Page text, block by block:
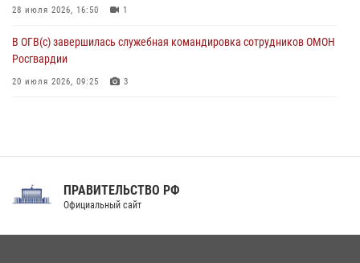
28 июля 2026, 16:50 1
В ОГВ(с) завершилась служебная командировка сотрудников ОМОН
Росгвардии
20 июля 2026, 09:25 3
Праздник «Один день с Росгвардией» к 105-летию Центрального
ПРАВИТЕЛЬСТВО РФ
Официальный сайт